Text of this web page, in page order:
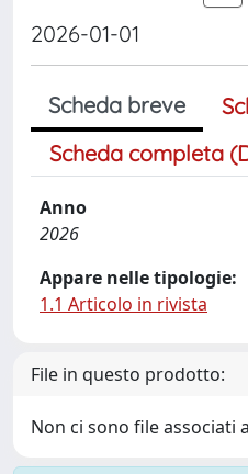
2026-01-01
Scheda breve
Scheda completa
Anno
2026
Appare nelle tipologie:
1.1 Articolo in rivista
File in questo prodotto:
Non ci sono file associati